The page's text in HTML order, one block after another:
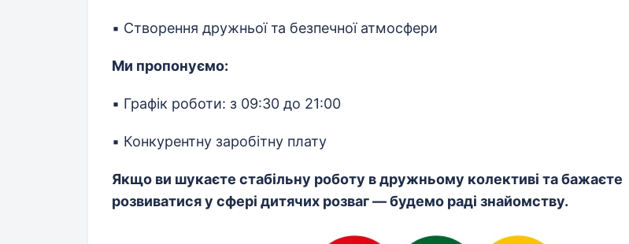
▪️ Створення дружньої та безпечної атмосфери
Ми пропонуємо:
▪️ Графік роботи: з 09:30 до 21:00
▪️ Конкурентну заробітну плату
Якщо ви шукаєте стабільну роботу в дружньому колективі та бажаєте
розвиватися у сфері дитячих розваг — будемо раді знайомству.